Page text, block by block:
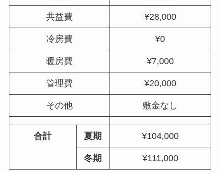
共益費 ¥28,000
冷房費 ¥0
暖房費 ¥7,000
管理費 ¥20,000
その他 敷金なし
合計 夏期 ¥104,000
冬期 ¥111,000